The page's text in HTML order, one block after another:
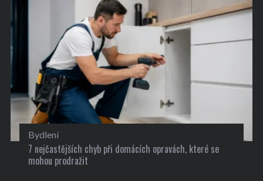
Bydlení
7 nejčastějších chyb při domácích opravách, které se
mohou prodražit